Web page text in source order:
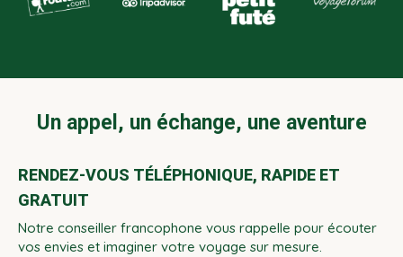
Un appel, un échange, une aventure
RENDEZ-VOUS TÉLÉPHONIQUE, RAPIDE ET
GRATUIT
Notre conseiller francophone vous rappelle pour écouter
vos envies et imaginer votre voyage sur mesure.